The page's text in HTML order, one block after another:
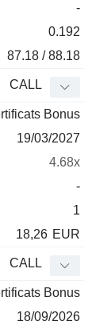
-
0.192
87.18 / 88.18
CALL
Bonus
19/03/2027
4.68x
-
1
18,26 EUR
CALL
Bonus
18/09/2026